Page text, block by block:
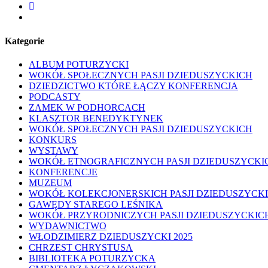
facebook
Kategorie
ALBUM POTURZYCKI
WOKÓŁ SPOŁECZNYCH PASJI DZIEDUSZYCKICH
DZIEDZICTWO KTÓRE ŁĄCZY KONFERENCJA
PODCASTY
ZAMEK W PODHORCACH
KLASZTOR BENEDYKTYNEK
WOKÓŁ SPOŁECZNYCH PASJI DZIEDUSZYCKICH
KONKURS
WYSTAWY
WOKÓŁ ETNOGRAFICZNYCH PASJI
KONFERENCJE
MUZEUM
WOKÓŁ KOLEKCJONERSKICH PASJI
GAWĘDY STAREGO LEŚNIKA
WOKÓŁ PRZYRODNICZYCH PASJI
WYDAWNICTWO
WŁODZIMIERZ DZIEDUSZYCKI 2025
CHRZEST CHRYSTUSA
BIBLIOTEKA POTURZYCKA